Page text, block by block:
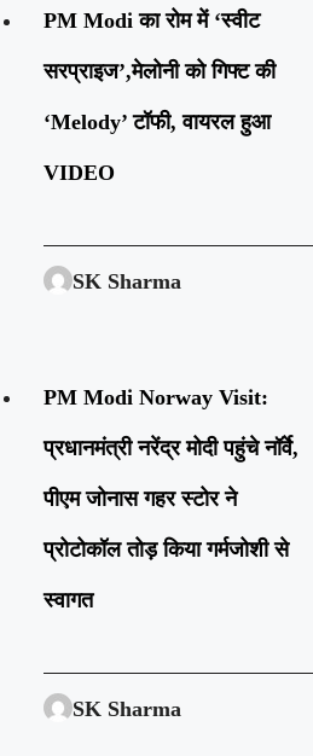
PM Modi का रोम में ‘स्वीट
सरप्राइज’,मेलोनी को गिफ्ट की
‘Melody’ टॉफी, वायरल हुआ
VIDEO
SK Sharma
PM Modi Norway Visit:
प्रधानमंत्री नरेंद्र मोदी पहुंचे नॉर्वे,
पीएम जोनास गहर स्टोर ने
प्रोटोकॉल तोड़ किया गर्मजोशी से
स्वागत
SK Sharma